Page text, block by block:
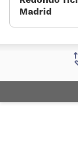
Madrid